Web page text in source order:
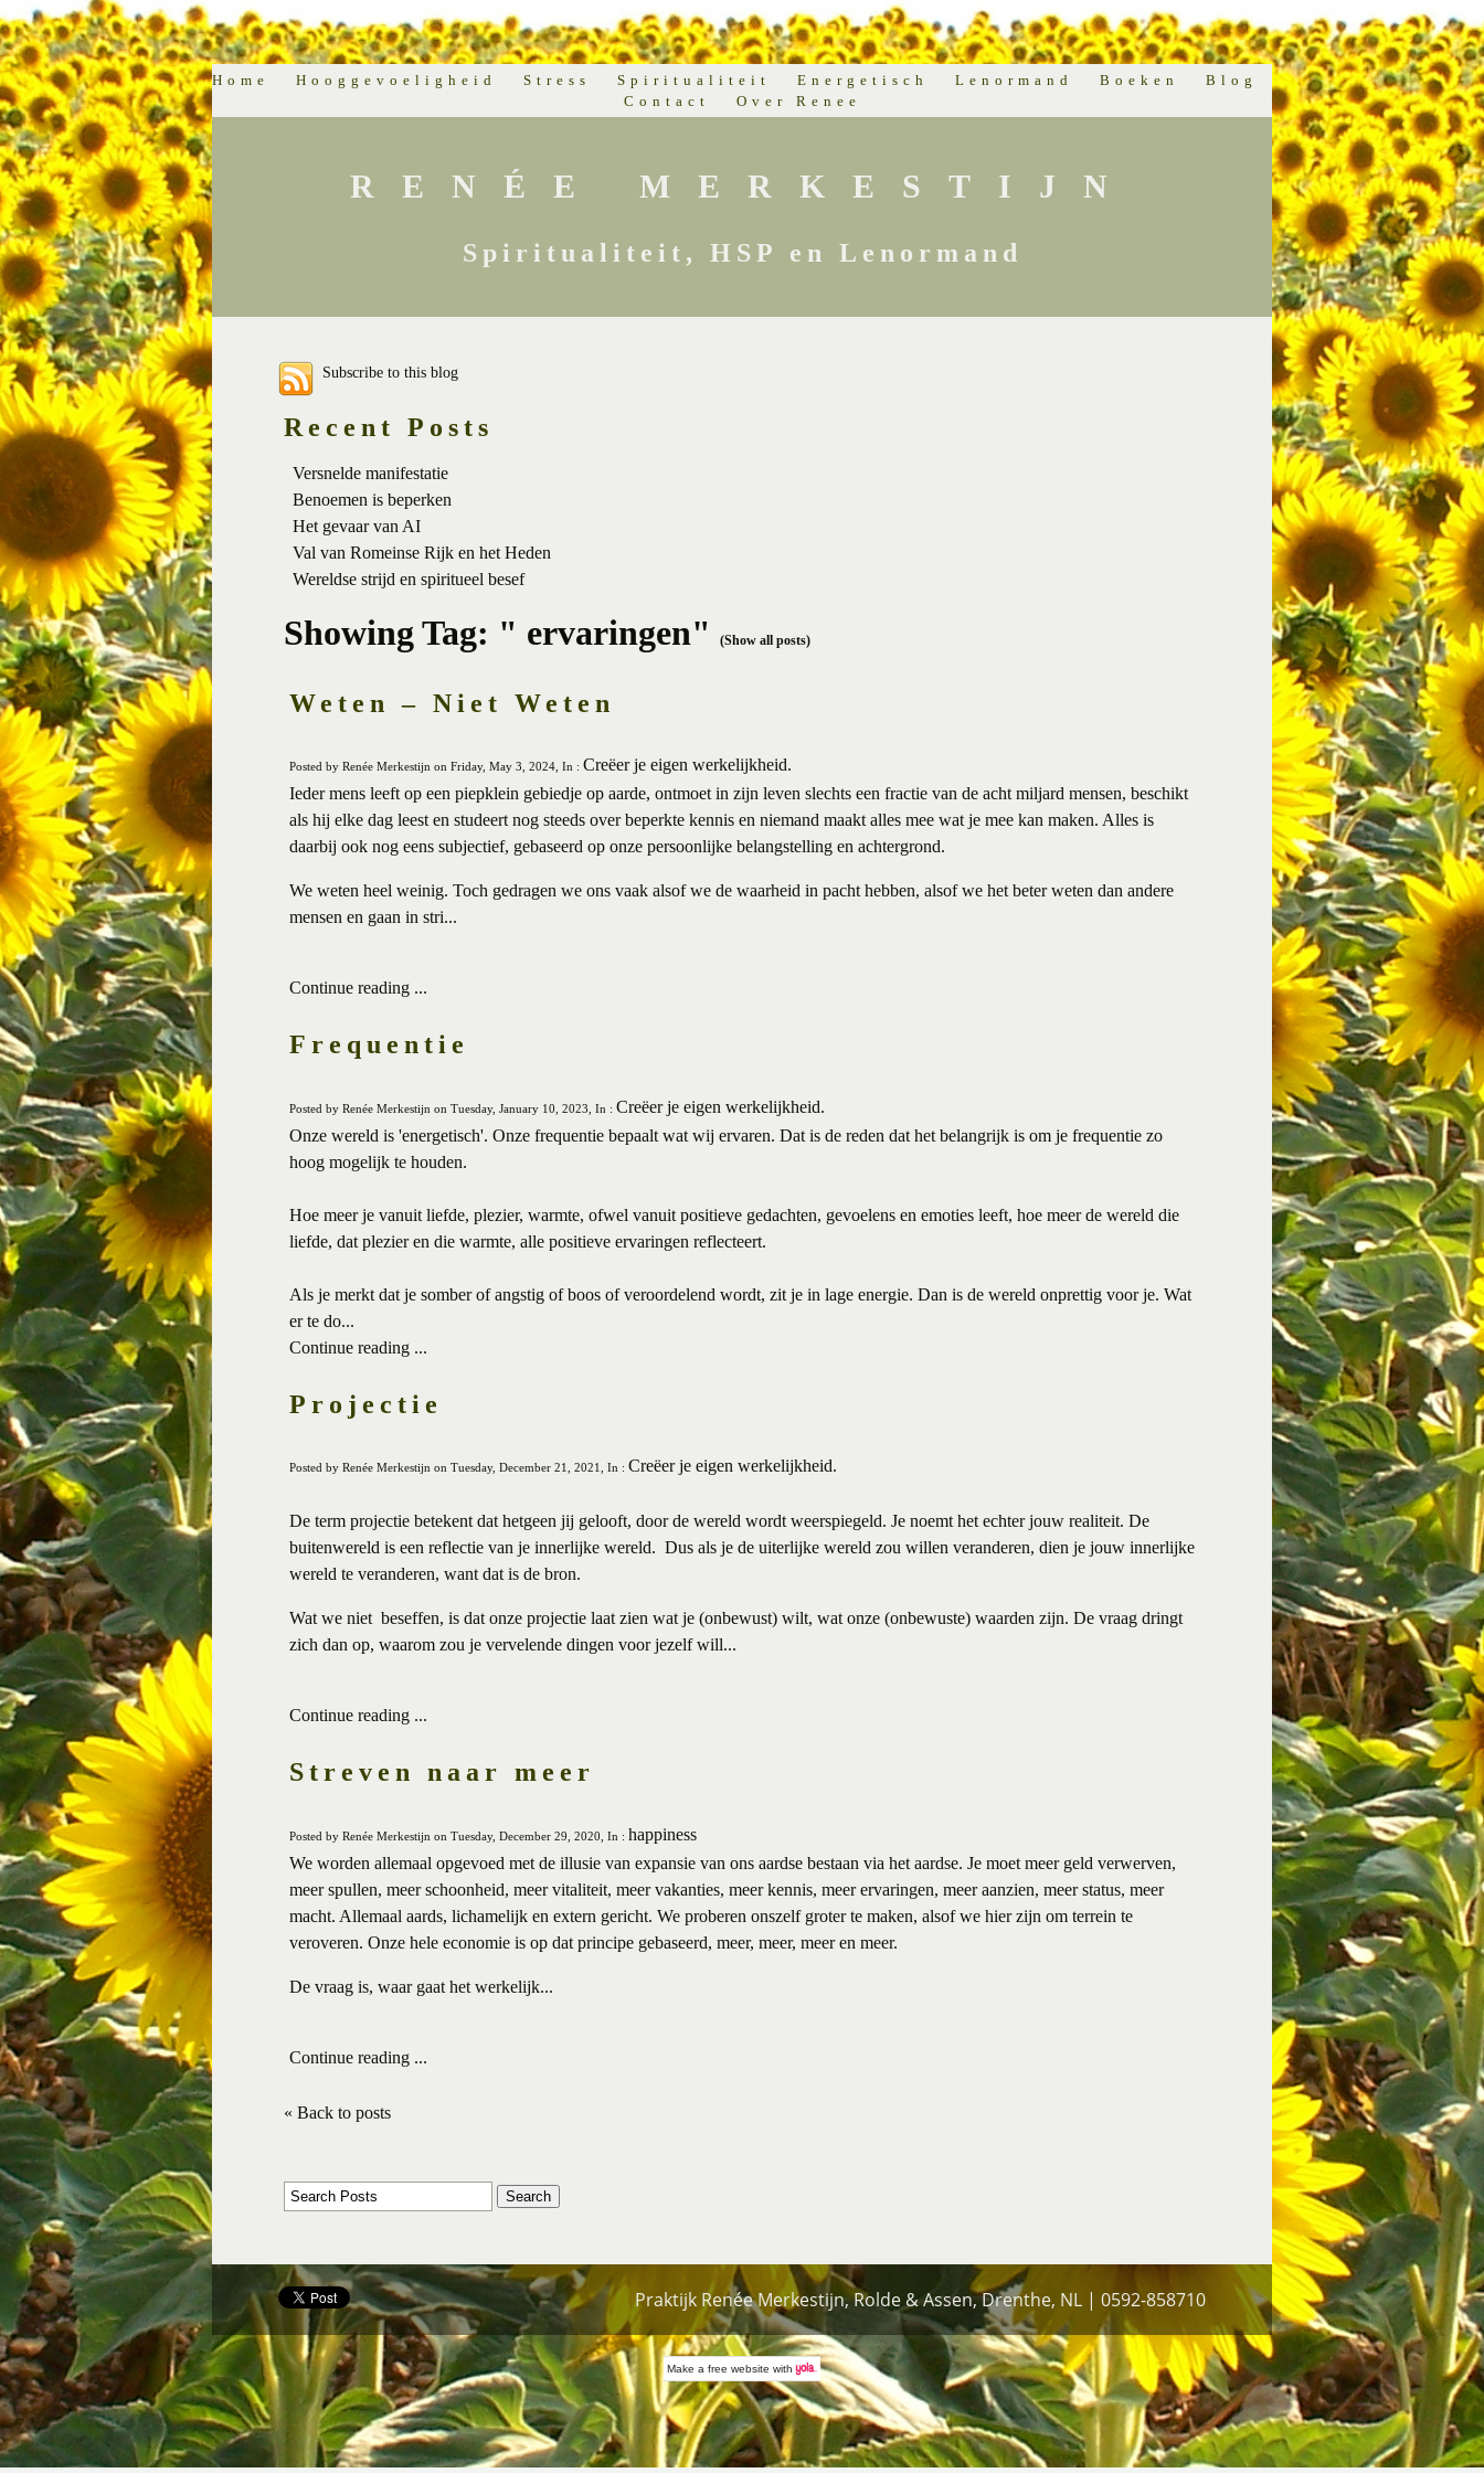
Home Hooggevoeligheid Stress Spiritualiteit Energetisch Lenormand Boeken
Blog
Contact
Over Renee
RENÉE MERKESTIJN
Spiritualiteit, HSP en Lenormand
Subscribe to this blog
Recent Posts
Versnelde manifestatie
Benoemen is beperken
Het gevaar van AI
Val van Romeinse Rijk en het Heden
Wereldse strijd en spiritueel besef
Showing Tag: " ervaringen" (Show all posts)
Weten – Niet Weten
Posted by Renée Merkestijn on Friday, May 3, 2024, In : Creëer je eigen werkelijkheid.
Ieder mens leeft op een piepklein gebiedje op aarde, ontmoet in zijn leven slechts een fractie van de acht miljard mensen, beschikt
als hij elke dag leest en studeert nog steeds over beperkte kennis en niemand maakt alles mee wat je mee kan maken. Alles is
daarbij ook nog eens subjectief, gebaseerd op onze persoonlijke belangstelling en achtergrond.
We weten heel weinig. Toch gedragen we ons vaak alsof we de waarheid in pacht hebben, alsof we het beter weten dan andere
mensen en gaan in stri...
Continue reading ...
Frequentie
Posted by Renée Merkestijn on Tuesday, January 10, 2023, In : Creëer je eigen werkelijkheid.
Onze wereld is 'energetisch'. Onze frequentie bepaalt wat wij ervaren. Dat is de reden dat het belangrijk is om je frequentie zo
hoog mogelijk te houden.
Hoe meer je vanuit liefde, plezier, warmte, ofwel vanuit positieve gedachten, gevoelens en emoties leeft, hoe meer de wereld die
liefde, dat plezier en die warmte, alle positieve ervaringen reflecteert.
Als je merkt dat je somber of angstig of boos of veroordelend wordt, zit je in lage energie. Dan is de wereld onprettig voor je. Wat
er te do...
Continue reading ...
Projectie
Posted by Renée Merkestijn on Tuesday, December 21, 2021, In : Creëer je eigen werkelijkheid.
De term projectie betekent dat hetgeen jij gelooft, door de wereld wordt weerspiegeld. Je noemt het echter jouw realiteit. De
buitenwereld is een reflectie van je innerlijke wereld. Dus als je de uiterlijke wereld zou willen veranderen, dien je jouw innerlijke
wereld te veranderen, want dat is de bron.
Wat we niet beseffen, is dat onze projectie laat zien wat je (onbewust) wilt, wat onze (onbewuste) waarden zijn. De vraag dringt
zich dan op, waarom zou je vervelende dingen voor jezelf will...
Continue reading ...
Streven naar meer
Posted by Renée Merkestijn on Tuesday, December 29, 2020, In : happiness
We worden allemaal opgevoed met de illusie van expansie van ons aardse bestaan via het aardse. Je moet meer geld verwerven,
meer spullen, meer schoonheid, meer vitaliteit, meer vakanties, meer kennis, meer ervaringen, meer aanzien, meer status, meer
macht. Allemaal aards, lichamelijk en extern gericht. We proberen onszelf groter te maken, alsof we hier zijn om terrein te
veroveren. Onze hele economie is op dat principe gebaseerd, meer, meer, meer en meer.
De vraag is, waar gaat het werkelijk...
Continue reading ...
« Back to posts
Praktijk Renée Merkestijn, Rolde & Assen, Drenthe, NL | 0592-858710
Make afree website with